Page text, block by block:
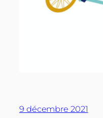
9 décembre 2021